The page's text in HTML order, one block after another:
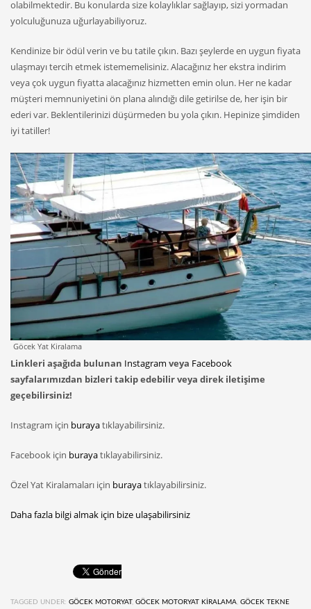
olabilmektedir. Bu konularda size kolaylıklar sağlayıp, sizi yormadan
yolculuğunuza uğurlayabiliyoruz.
Kendinize bir ödül verin ve bu tatile çıkın. Bazı şeylerde en uygun fiyata
ulaşmayı tercih etmek istememelisiniz. Alacağınız her ekstra indirim
veya çok uygun fiyatta alacağınız hizmetten emin olun. Her ne kadar
müşteri memnuniyetini ön plana alındığı dile getirilse de, her işin bir
ederi var. Beklentilerinizi düşürmeden bu yola çıkın. Hepinize şimdiden
iyi tatiller!
Göcek Yat Kiralama
Linkleri aşağıda bulunan Instagram veya Facebook
sayfalarımızdan bizleri takip edebilir veya direk iletişime
geçebilirsiniz!
Instagram için burayatıklayabilirsiniz.
Facebook için burayatıklayabilirsiniz.
Özel Yat Kiralamaları için burayatıklayabilirsiniz.
Daha fazla bilgi almak için bize ulaşabilirsiniz
TAGGED UNDER: GÖCEK MOTORYAT, GÖCEK MOTORYAT KIRALAMA, GÖCEK TEKNE